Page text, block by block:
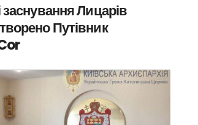
заснування Лицарів
Путівник